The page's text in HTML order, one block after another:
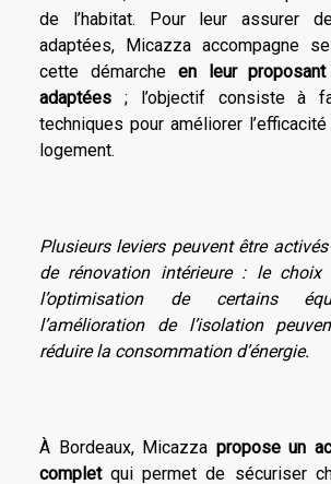
de l’habitat. Pour leur assurer
adaptées, Micazza accompagne
cette démarche en leur
adaptées ; l’objectif consiste à
techniques pour améliorer
logement.
Plusieurs leviers peuvent être
de rénovation intérieure : le choix
l’optimisation de certains
l’amélioration de l’isolation
réduire la consommation d’énergie.
À Bordeaux, Micazza propose un
completqui permet de sécuriser